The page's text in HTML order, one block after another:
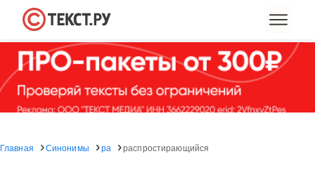
Главная Синонимы ра распростирающийся